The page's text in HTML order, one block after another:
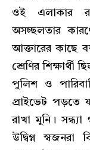
ওই এলাকার
অসচ্ছলতার
আক্তারের কাছে
শ্রেণির শিক্ষার্থী
পুলিশ ও
প্রাইভেট পড়তে
রাখা মুনি।
উদ্বিগ্ন